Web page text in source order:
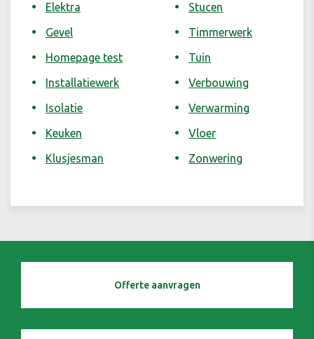
Elektra
Gevel
Homepage test
Installatiewerk
Isolatie
Keuken
Klusjesman
Stucen
Timmerwerk
Tuin
Verbouwing
Verwarming
Vloer
Zonwering
Offerte aanvragen